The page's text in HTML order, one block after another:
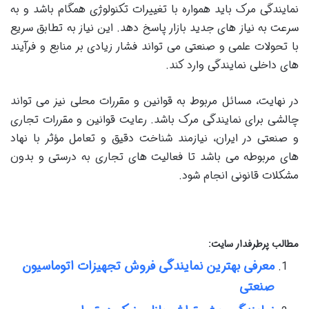
نمایندگی مرک باید همواره با تغییرات تکنولوژی همگام باشد و به
سرعت به نیاز های جدید بازار پاسخ دهد. این نیاز به تطابق سریع
با تحولات علمی و صنعتی می‌ تواند فشار زیادی بر منابع و فرآیند
های داخلی نمایندگی وارد کند.
در نهایت، مسائل مربوط به قوانین و مقررات محلی نیز می ‌تواند
چالشی برای نمایندگی مرک باشد. رعایت قوانین و مقررات تجاری
و صنعتی در ایران، نیازمند شناخت دقیق و تعامل مؤثر با نهاد
های مربوطه می باشد تا فعالیت‌ های تجاری به درستی و بدون
مشکلات قانونی انجام شود.
مطالب پرطرفدار سایت:
معرفی بهترین نمایندگی فروش تجهیزات اتوماسیون
صنعتی